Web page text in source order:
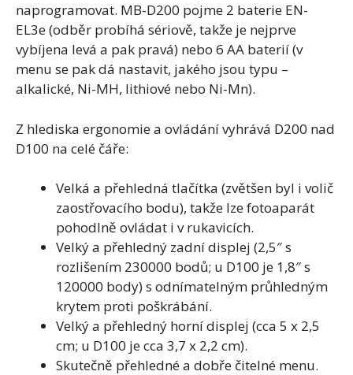
naprogramovat. MB-D200 pojme 2 baterie EN-
EL3e (odběr probíhá sériově, takže je nejprve
vybíjena levá a pak pravá) nebo 6 AA baterií (v
menu se pak dá nastavit, jakého jsou typu –
alkalické, Ni-MH, lithiové nebo Ni-Mn).
Z hlediska ergonomie a ovládání vyhrává D200 nad
D100 na celé čáře:
Velká a přehledná tlačítka (zvětšen byl i volič
zaostřovacího bodu), takže lze fotoaparát
pohodlně ovládat i v rukavicích.
Velký a přehledný zadní displej (2,5″ s
rozlišením 230000 bodů; u D100 je 1,8″ s
120000 body) s odnímatelným průhledným
krytem proti poškrábání.
Velký a přehledný horní displej (cca 5 x 2,5
cm; u D100 je cca 3,7 x 2,2 cm).
Skutečně přehledné a dobře čitelné menu.